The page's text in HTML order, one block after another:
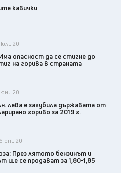
кавички
юли 20
опасност да се стигне до
на горива в страната
юни 20
лева е загубила държавата от
гориво за 2019 г.
юни 20
През лятото бензинът и
ще се продават за 1,80-1,85